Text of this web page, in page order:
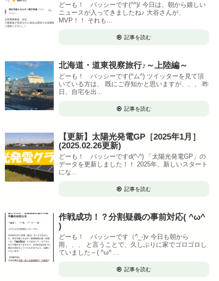
どーも！ バッシーです(^^)/ 今日は、朝から嬉しい
ニュースが入ってきましたね♪ 大谷さんが、
MVP！！ それも...
記事を読む
北海道・道東視察旅行♪～上陸編～
どーも！ バッシーです(^ム^) ツイッターを見て頂
いている方は、 既にご存知かと思いますが、、、 昨
日、自宅を出...
記事を読む
【更新】太陽光発電GP［2025年1月］
(2025.02.26更新)
どーも！ バッシーですd(^-^) 「太陽光発電GP」の
データを更新しました！！ 2025年、新しいスタート
にな...
記事を読む
作戦成功！？分割疑義の事前対応( ^ω^
)
どーも！ バッシーです（^_-)v 今日も朝から
雨、、、 と言うことで、久しぶりに家でゴロゴロし
ていました～( ^ω^ ...
記事を読む